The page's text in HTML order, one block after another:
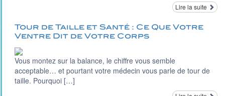
Lire la suite
Tour de Taille et Santé : Ce Que Votre
Ventre Dit de Votre Corps
Vous montez sur la balance, le chiffre vous semble
acceptable… et pourtant votre médecin vous parle de tour de
taille. Pourquoi […]